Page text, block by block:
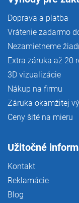
Doprava a platba
Vrátenie zadarmo
Nezamietneme
Extra záruka až 20
3D vizualizácie
Nákup na firmu
Záruka okamžitej
Ceny šité na mieru
Užitočné
Kontakt
Reklamácie
Blog